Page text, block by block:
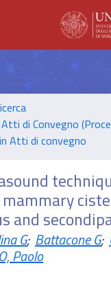
di Convegno
Atti di convegno
and
G; Battacone G;
Paolo